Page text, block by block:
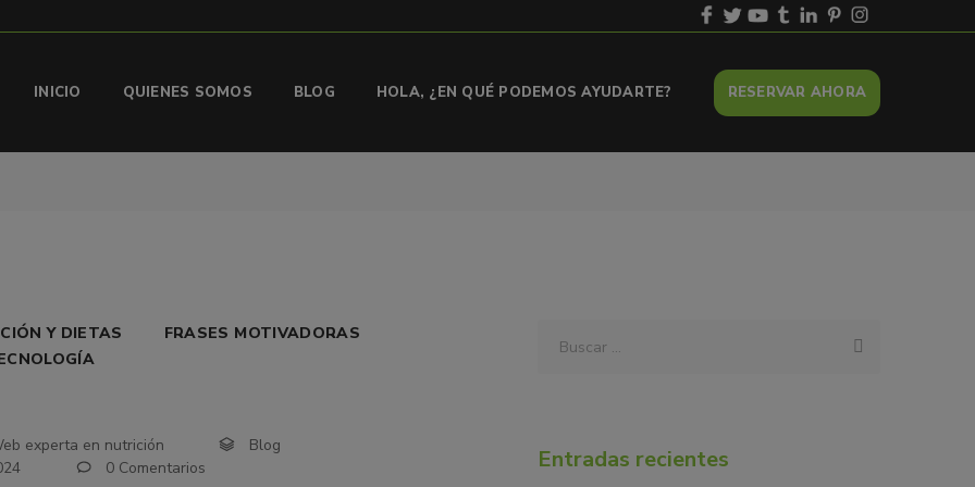
INICIO QUIENES SOMOS BLOG HOLA, ¿EN QUÉ PODEMOS AYUDARTE? RESERVAR AHORA
Y DIETAS
FRASES MOTIVADORAS
experta en nutrición
Blog
0 Comentarios Entradas recientes